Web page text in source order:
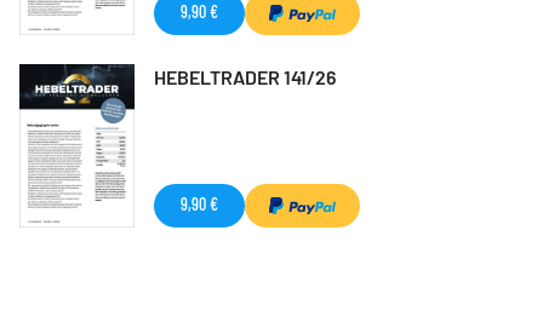
9,90 €
HEBELTRADER 141/26
9,90 €